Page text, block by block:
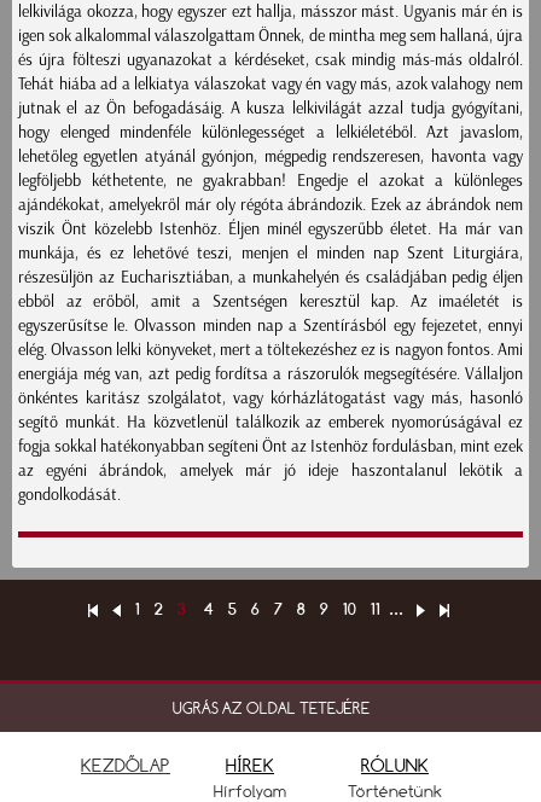
lelkivilága okozza, hogy egyszer ezt hallja, másszor mást. Ugyanis már én is
igen sok alkalommal válaszolgattam Önnek, de mintha meg sem hallaná, újra
és újra fölteszi ugyanazokat a kérdéseket, csak mindig más-más oldalról.
Tehát hiába ad a lelkiatya válaszokat vagy én vagy más, azok valahogy nem
jutnak el az Ön befogadásáig. A kusza lelkivilágát azzal tudja gyógyítani,
hogy elenged mindenféle különlegességet a lelkiéletéből. Azt javaslom,
lehetőleg egyetlen atyánál gyónjon, mégpedig rendszeresen, havonta vagy
legföljebb kéthetente, ne gyakrabban! Engedje el azokat a különleges
ajándékokat, amelyekről már oly régóta ábrándozik. Ezek az ábrándok nem
viszik Önt közelebb Istenhöz. Éljen minél egyszerűbb életet. Ha már van
munkája, és ez lehetővé teszi, menjen el minden nap Szent Liturgiára,
részesüljön az Eucharisztiában, a munkahelyén és családjában pedig éljen
ebből az erőből, amit a Szentségen keresztül kap. Az imaéletét is
egyszerűsítse le. Olvasson minden nap a Szentírásból egy fejezetet, ennyi
elég. Olvasson lelki könyveket, mert a töltekezéshez ez is nagyon fontos. Ami
energiája még van, azt pedig fordítsa a rászorulók megsegítésére. Vállaljon
önkéntes karitász szolgálatot, vagy kórházlátogatást vagy más, hasonló
segítő munkát. Ha közvetlenül találkozik az emberek nyomorúságával ez
fogja sokkal hatékonyabban segíteni Önt az Istenhöz fordulásban, mint ezek
az egyéni ábrándok, amelyek már jó ideje haszontalanul lekötik a
gondolkodását.
1 2 3 4 5 6 7 8 9 10 11 ...
UGRÁS AZ OLDAL TETEJÉRE
KEZDŐLAP HÍREK
Hírfolyam
RÓLUNK
Történetünk